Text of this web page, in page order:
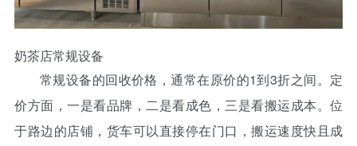
奶茶店常规设备
常规设备的回收价格，通常在原价的1到3折之间。定
价方面，一是看品牌，二是看成色，三是看搬运成本。位
于路边的店铺，货车可以直接停在门口，搬运速度快且成